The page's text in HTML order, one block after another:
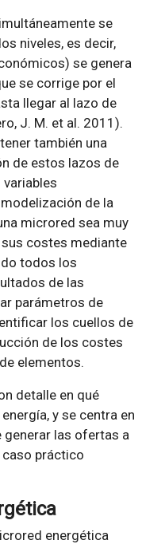
se
niveles, es decir,
se genera
se corrige por el
llegar al lazo de
J. M. et al. 2011).
también una
de estos lazos de
de la
microred sea muy
costes mediante
todos los
de las
parámetros de
los cuellos de
de los costes
elementos.
detalle en qué
y se centra en
generar las ofertas a
práctico
energética